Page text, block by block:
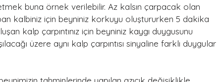
buna örnek verilebilir. Az kalsın çarpacak olan
kalbiniz için beyniniz korkuyu oluştururken 5 dakika
kalp çarpıntınız için beyniniz kaygı duygusunu
üzere aynı kalp çarpıntısı sinyaline farklı duygular